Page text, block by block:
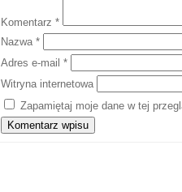
Komentarz *
Nazwa *
Adres e-mail *
Witryna internetowa
Zapamiętaj moje dane w tej